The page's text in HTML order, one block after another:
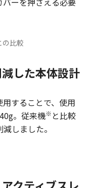
比較
した本体設計
することで、使用
。従来機※ と比較
しました。